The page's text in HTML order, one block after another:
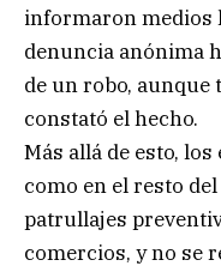
informaron medios
denuncia anónima
de un robo, aunque
constató el hecho.
Más allá de esto,
como en el resto
patrullajes
comercios, y no se